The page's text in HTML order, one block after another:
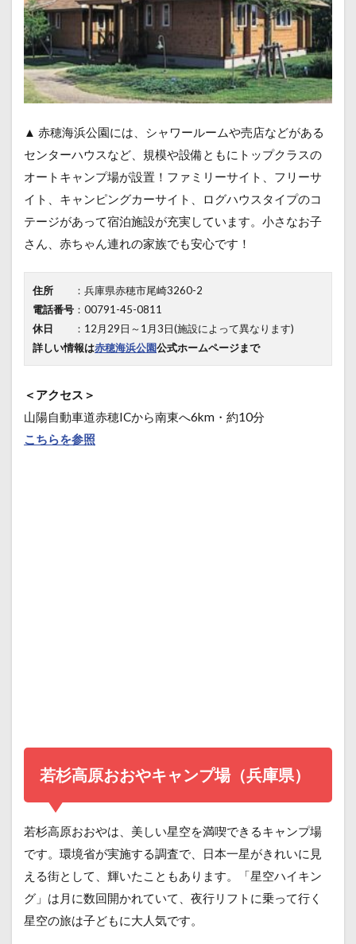
▲ 赤穂海浜公園には、シャワールームや売店などがある
センターハウスなど、規模や設備ともにトップクラスの
オートキャンプ場が設置！ファミリーサイト、フリーサ
イト、キャンピングカーサイト、ログハウスタイプのコ
テージがあって宿泊施設が充実しています。小さなお子
さん、赤ちゃん連れの家族でも安心です！
住所
：兵庫県赤穂市尾崎3260-2
電話番号 ：00791-45-0811
休日
：12月29日～1月3日(施設によって異なります)
詳しい情報は赤穂海浜公園公式ホームページまで
＜アクセス＞
山陽自動車道赤穂ICから南東へ6km・約10分
こちらを参照
若杉高原おおやキャンプ場（兵庫県）
若杉高原おおやは、美しい星空を満喫できるキャンプ場
です。環境省が実施する調査で、日本一星がきれいに見
える街として、輝いたこともあります。「星空ハイキン
グ」は月に数回開かれていて、夜行リフトに乗って行く
星空の旅は子どもに大人気です。